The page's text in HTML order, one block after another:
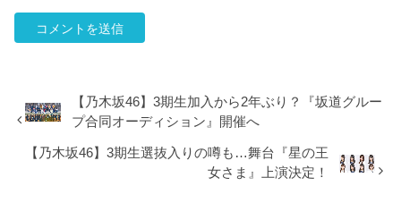
【乃木坂46】3期生加入から2年ぶり？『坂道グルー
プ合同オーディション』開催へ
【乃木坂46】3期生選抜入りの噂も…舞台『星の王
女さま』上演決定！